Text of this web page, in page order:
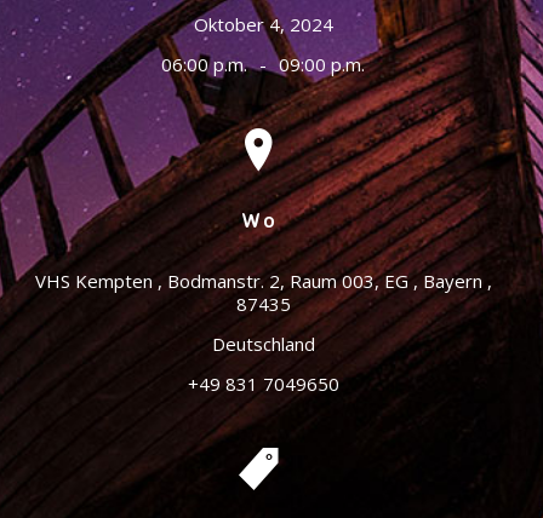
Oktober 4, 2024
06:00 p.m. - 09:00 p.m.
Wo
VHS Kempten, Bodmanstr. 2, Raum 003, EG,Bayern ,
87435
Deutschland
+49 831 7049650